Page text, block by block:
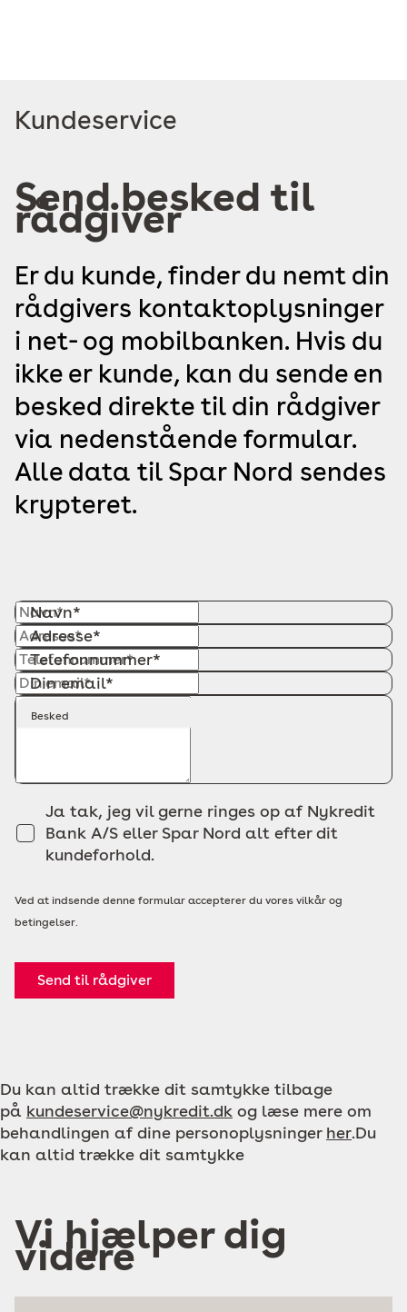
Read
Kundeservice
Send besked til
rådgiver
Er du kunde, finder du nemt din
rådgivers kontaktoplysninger
i net- og mobilbanken. Hvis du
ikke er kunde, kan du sende en
besked direkte til din rådgiver
via nedenstående formular.
Alle data til Spar Nord sendes
krypteret.
Navn*
Adresse*
Telefonnummer*
Din email*
Besked
Ja tak, jeg vil gerne ringes op af Nykredit
Bank A/S eller Spar Nord alt efter dit
kundeforhold.
Ved at indsende denne formular accepterer du vores vilkår og
betingelser.
Send til rådgiver
Du kan altid trække dit samtykke tilbage
på kundeservice@nykredit.dk og læse mere om
behandlingen af dine personoplysninger her.Du
kan altid trække dit samtykke
Vi hjælper dig
videre